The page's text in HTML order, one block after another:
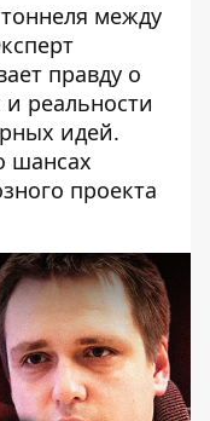
между
правду о
реальности
идей.
шансах
проекта